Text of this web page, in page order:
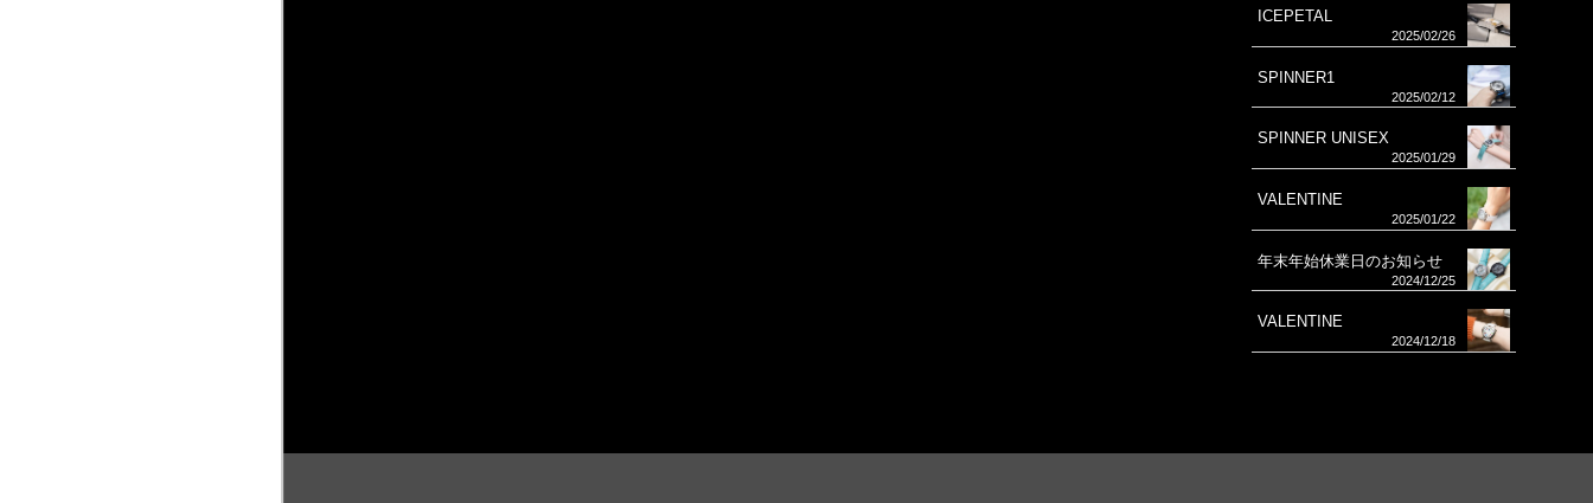
ICEPETAL
2025/02/26
SPINNER1
2025/02/12
SPINNER UNISEX
2025/01/29
VALENTINE
2025/01/22
年末年始休業日のお知らせ
2024/12/25
VALENTINE
2024/12/18